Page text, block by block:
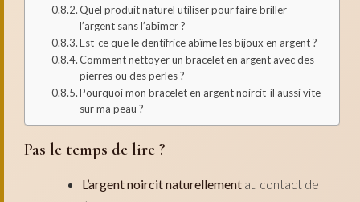
Quel produit naturel utiliser pour faire briller
l’argent sans l’abîmer ?
Est-ce que le dentifrice abîme les bijoux en argent ?
Comment nettoyer un bracelet en argent avec des
pierres ou des perles ?
Pourquoi mon bracelet en argent noircit-il aussi vite
sur ma peau ?
Pas le temps de lire ?
L’argent noircit naturellement au contact de